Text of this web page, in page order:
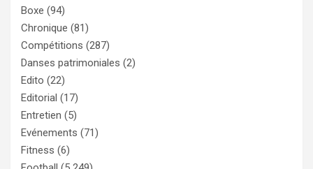
Boxe (94)
Chronique (81)
Compétitions (287)
Danses patrimoniales (2)
Edito (22)
Editorial (17)
Entretien (5)
Evénements (71)
Fitness (6)